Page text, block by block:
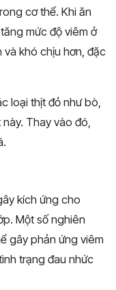
cơ thể. Khi ăn
mức độ viêm ở
khó chịu hơn, đặc
loại thịt đỏ như bò,
Thay vào đó,
kích ứng cho
Một số nghiên
gây phản ứng viêm
trạng đau nhức